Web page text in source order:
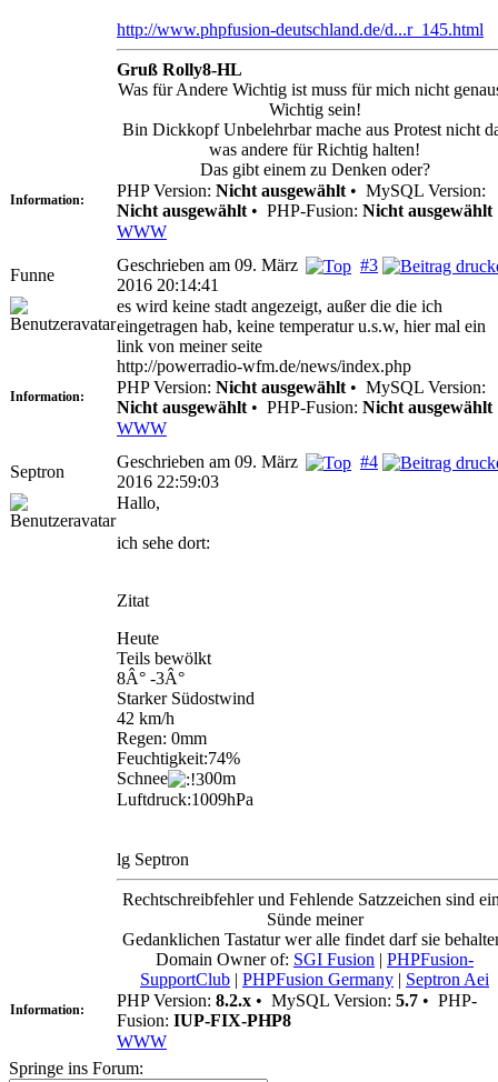
http://www.phpfusion-deutschland.de/d...r_145.html
Gruß Rolly8-HL
Was für Andere Wichtig ist muss für mich nicht
Wichtig sein!
Bin Dickkopf Unbelehrbar mache aus Protest nicht
was andere für Richtig halten!
Das gibt einem zu Denken oder?
Information: PHP Version: Nicht ausgewählt • MySQL Version:
Nicht ausgewählt • PHP-Fusion: Nicht ausgewählt
WWW
Funne
#3
Geschrieben am 09. März
2016 20:14:41
es wird keine stadt angezeigt, außer die die ich
eingetragen hab, keine temperatur u.s.w, hier mal ein
link von meiner seite
http://powerradio-wfm.de/news/index.php
Information: PHP Version: Nicht ausgewählt • MySQL Version:
Nicht ausgewählt • PHP-Fusion: Nicht ausgewählt
WWW
Septron
#4
Geschrieben am 09. März
2016 22:59:03
Hallo,
ich sehe dort:
Zitat
Heute
Teils bewölkt
8Â° -3Â°
Starker Südostwind
42 km/h
Regen: 0mm
Feuchtigkeit:74%
Schnee
00m
Luftdruck:1009hPa
lg Septron
Rechtschreibfehler und Fehlende Satzzeichen sind
Sünde meiner
Gedanklichen Tastatur wer alle findet darf sie
Domain Owner of: SGI Fusion | PHPFusion-
SupportClub | PHPFusion Germany | Septron Aei
Information: PHP Version: 8.2.x • MySQL Version: 5.7 • PHP-
Fusion: IUP-FIX-PHP8
WWW
Springe ins Forum: